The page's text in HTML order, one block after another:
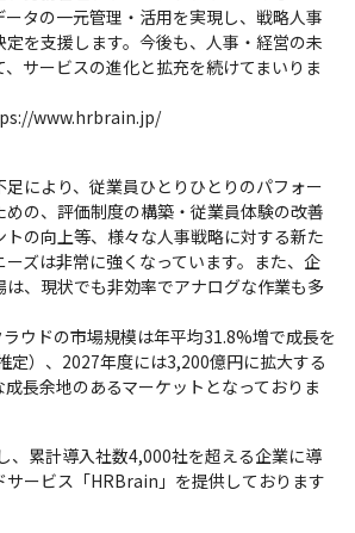
タの一元管理・活用を実現し、戦略人事
を支援します。今後も、人事・経営の未
サービスの進化と拡充を続けてまいりま
www.hrbrain.jp/
により、従業員ひとりひとりのパフォー
の、評価制度の構築・従業員体験の改善
トの向上等、様々な人事戦略に対する新た
ズは非常に強くなっています。また、企
、現状でも非効率でアナログな作業も多
ウドの市場規模は年平均31.8%増で成長を
定）、2027年度には3,200億円に拡大する
長余地のあるマーケットとなっておりま
、累計導入社数4,000社を超える企業に導
サービス「HRBrain」を提供しております